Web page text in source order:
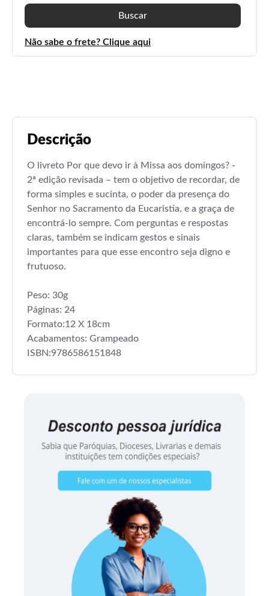
Buscar
Não sabe o frete? Clique aqui
Descrição
O livreto Por que devo ir à Missa aos domingos? -
2ª edição revisada – tem o objetivo de recordar, de
forma simples e sucinta, o poder da presença do
Senhor no Sacramento da Eucaristia, e a graça de
encontrá-lo sempre. Com perguntas e respostas
claras, também se indicam gestos e sinais
importantes para que esse encontro seja digno e
frutuoso.
Peso: 30g
Páginas: 24
Formato:12 X 18cm
Acabamentos: Grampeado
ISBN:9786586151848